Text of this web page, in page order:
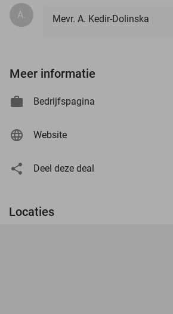
A. Mevr. A. Kedir-Dolinska
Meer informatie
Bedrijfspagina
Website
Deel deze deal
Locaties